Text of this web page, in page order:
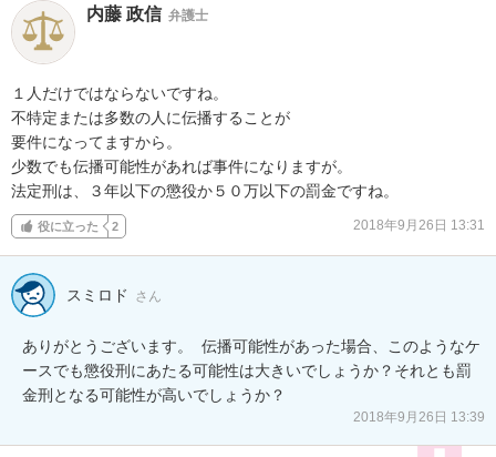
内藤 政信 弁護士
１人だけではならないですね。
不特定または多数の人に伝播することが
要件になってますから。
少数でも伝播可能性があれば事件になりますが。
法定刑は、３年以下の懲役か５０万以下の罰金ですね。
役に立った 2 2018年9月26日 13:31
スミロド さん
ありがとうございます。  伝播可能性があった場合、このようなケ
ースでも懲役刑にあたる可能性は大きいでしょうか？それとも罰
金刑となる可能性が高いでしょうか？
2018年9月26日 13:39